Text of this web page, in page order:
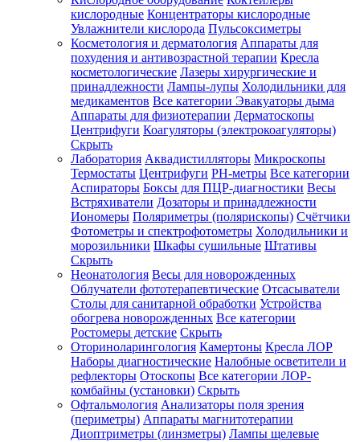
Зарегистрироваться
Зачем
регистрироваться?
Все
покупки
одном
месте
Личный
менеджер
Отслеживание
статуса
заказа
кислородные Концентраторы кислородные
Увлажнители кислорода Пульсоксиметры
Косметология и дерматология Аппараты для
похудения и антивозрастной терапии Кресла
косметологические Лазеры хирургические и
принадлежности Лампы-лупы Холодильники для
медикаментов Все категории Эвакуаторы дыма
Аппараты для физиотерапии Дерматоскопы
Центрифуги Коагуляторы (электрокоагуляторы)
Скрыть
Лаборатория Аквадистилляторы Микроскопы
Термостаты Центрифуги PH-метры Все категории
Аспираторы Боксы для ПЦР-диагностики Весы
Встряхиватели Дозаторы и принадлежности
Иономеры Поляриметры (полярископы) Счётчики
Фотометры и спектрофотометры Холодильники и
морозильники Шкафы сушильные Штативы
Скрыть
Неонатология Весы для новорожденных
Облучатели фототерапевтические Отсасыватели
Столы для санитарной обработки Устройства
обогрева новорожденных Все категории
Ростомеры детские Скрыть
Оториноларингология Камертоны Кресла ЛОР
Наборы диагностические Налобные осветители и
рефлекторы Отоскопы Все категории ЛОР-
комбайны (установки) Скрыть
Офтальмология Анализаторы поля зрения
(периметры) Аппараты магнитотерапии
Диоптриметры (линзметры) Лампы щелевые